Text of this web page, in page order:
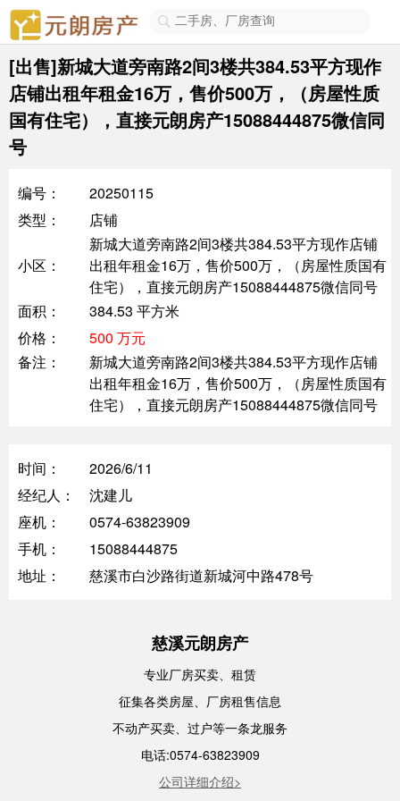

[出售]新城大道旁南路2间3楼共384.53平方现作
店铺出租年租金16万，售价500万，（房屋性质
国有住宅），直接元朗房产15088444875微信同
号
编号：
20250115
类型：
店铺
小区：
新城大道旁南路2间3楼共384.53平方现作店铺
出租年租金16万，售价500万，（房屋性质国有
住宅），直接元朗房产15088444875微信同号
面积：
384.53 平方米
价格：
500 万元
备注：
新城大道旁南路2间3楼共384.53平方现作店铺
出租年租金16万，售价500万，（房屋性质国有
住宅），直接元朗房产15088444875微信同号
时间：
2026/6/11
经纪人：
沈建儿
座机：
0574-63823909
手机：
15088444875
地址：
慈溪市白沙路街道新城河中路478号
慈溪元朗房产
专业厂房买卖、租赁
征集各类房屋、厂房租售信息
不动产买卖、过户等一条龙服务
电话:0574-63823909
公司详细介绍>